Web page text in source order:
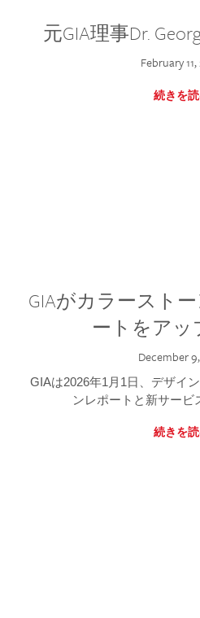
元GIA理事Dr.
February
続きを
GIAがカラースト
ートをアッ
December
GIAは2026年1月1日、デザイ
ンレポートと新サービ
続きを